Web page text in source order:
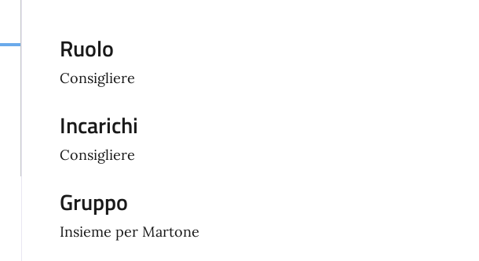
Ruolo
Consigliere
Incarichi
Consigliere
Gruppo
Insieme per Martone